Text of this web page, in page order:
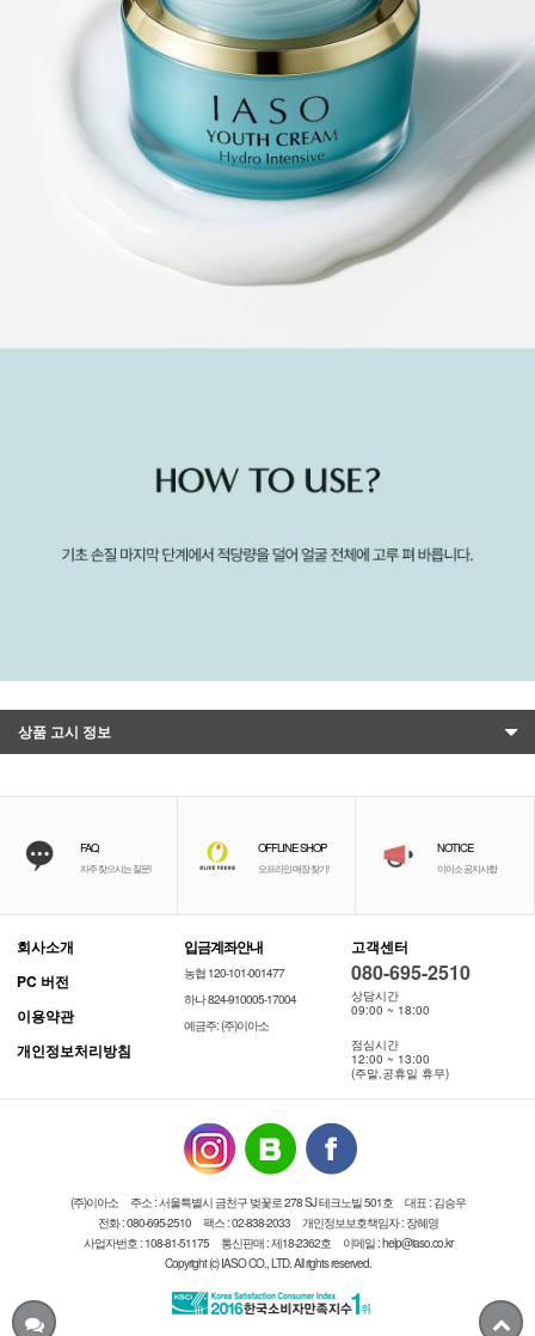
상품 고시 정보
FAQ
자주 찾으시는 질문!
OFFLINE SHOP
오프라인 매장 찾기!
NOTICE
이이소 공지사항
회사소개
PC 버전
이용약관
개인정보처리방침
입금계좌안내
농협 120-101-001477
하나 824-910005-17004
예금주: (주)이아소
고객센터
080-695-2510
상담시간
09:00 ~ 18:00
점심시간
12:00 ~ 13:00
(주말,공휴일 휴무)
(주)이아소 주소 : 서울특별시 금천구 벚꽃로 278 SJ 테크노빌 501호
대표 : 김승우
전화 : 080-695-2510
팩스 : 02-838-2033
개인정보보호책임자 : 장혜영
사업자번호 : 108-81-51175
통신판매 : 제18-2362호
이메일 : help@iaso.co.kr
Copyright (c) IASO CO., LTD. All rights reserved.